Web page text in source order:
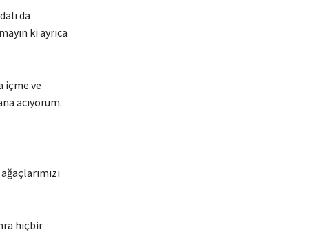
da
ki ayrıca
içme ve
acıyorum.
hiçbir